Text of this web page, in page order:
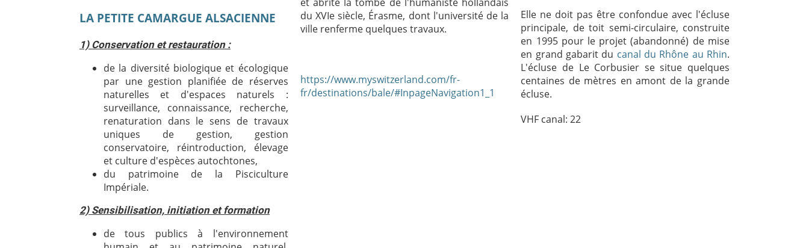
LA PETITE CAMARGUE ALSACIENNE
1) Conservation et restauration :
de la diversité biologique et écologique
par une gestion planifiée de réserves
naturelles et d'espaces naturels :
surveillance, connaissance, recherche,
renaturation dans le sens de travaux
uniques de gestion, gestion
conservatoire, réintroduction, élevage
et culture d'espèces autochtones,
du patrimoine de la Pisciculture
Impériale.
2) Sensibilisation, initiation et formation
de tous publics à l'environnement
du XVIe siècle, Érasme, dont l'université de la
ville renferme quelques travaux.
https://www.myswitzerland.com/fr-
fr/destinations/bale/#InpageNavigation1_1
Elle ne doit pas être confondue avec l'écluse
principale, de toit semi-circulaire, construite
en 1995 pour le projet (abandonné) de mise
en grand gabarit du canal du Rhône au Rhin.
L'écluse de Le Corbusier se situe quelques
centaines de mètres en amont de la grande
écluse.
VHF canal: 22